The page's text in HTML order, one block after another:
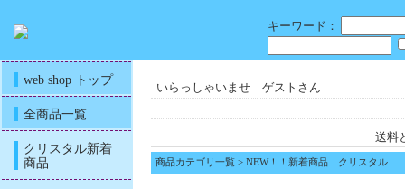
キーワード：
web shop トップ
全商品一覧
クリスタル新着
商品
いらっしゃいませ ゲストさん
送料
商品カテゴリ一覧 > NEW！！新着商品 クリスタル